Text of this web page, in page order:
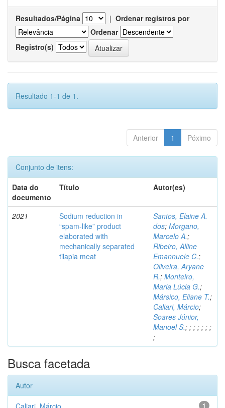
Resultados/Página | Ordenar registros por
Ordenar
Registro(s)
Resultado 1-1 de 1.
Anterior 1 Póximo
Conjunto de itens:
Data do
documento
Título Autor(es)
2021
Sodium reduction in
“spam-like” product
elaborated with
mechanically separated
tilapia meat
Santos, Elaine A.
dos; Morgano,
Marcelo A.;
Ribeiro, Alline
Emannuele C.;
Oliveira, Aryane
R.; Monteiro,
Maria Lúcia G.;
Mársico, Eliane T.;
Caliari, Márcio;
Soares Júnior,
Manoel S.; ; ; ; ; ; ;
;
Busca facetada
Autor
1